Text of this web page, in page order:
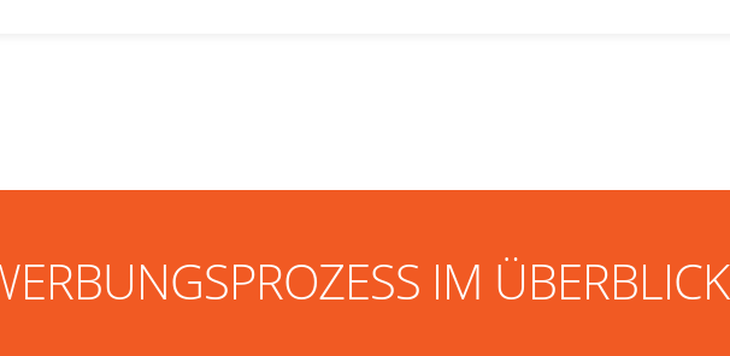
IM ÜBERBLICK